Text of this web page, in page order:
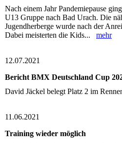
Nach einem Jahr Pandemiepause
U13 Gruppe nach Bad Urach. Die
Jugendherberge wurde nach der
Dabei meisterten die Kids... mehr
12.07.2021
Bericht BMX Deutschland Cup
David Jäckel belegt Platz 2 im
11.06.2021
Training wieder möglich